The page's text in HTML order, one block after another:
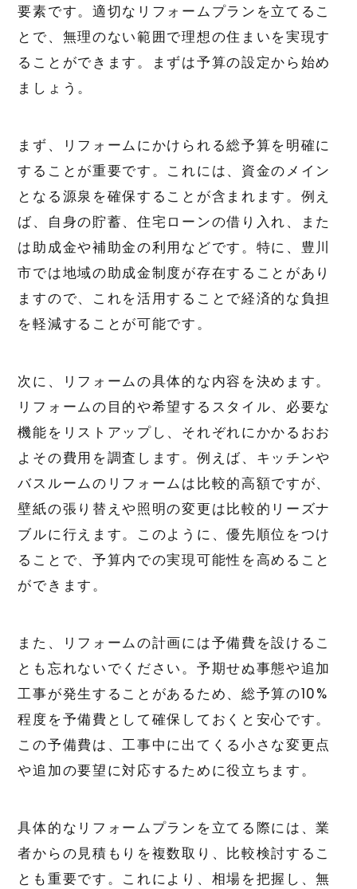
要素です。適切なリフォームプランを立てるこ
とで、無理のない範囲で理想の住まいを実現す
ることができます。まずは予算の設定から始め
ましょう。
まず、リフォームにかけられる総予算を明確に
することが重要です。これには、資金のメイン
となる源泉を確保することが含まれます。例え
ば、自身の貯蓄、住宅ローンの借り入れ、また
は助成金や補助金の利用などです。特に、豊川
市では地域の助成金制度が存在することがあり
ますので、これを活用することで経済的な負担
を軽減することが可能です。
次に、リフォームの具体的な内容を決めます。
リフォームの目的や希望するスタイル、必要な
機能をリストアップし、それぞれにかかるおお
よその費用を調査します。例えば、キッチンや
バスルームのリフォームは比較的高額ですが、
壁紙の張り替えや照明の変更は比較的リーズナ
ブルに行えます。このように、優先順位をつけ
ることで、予算内での実現可能性を高めること
ができます。
また、リフォームの計画には予備費を設けるこ
とも忘れないでください。予期せぬ事態や追加
工事が発生することがあるため、総予算の10%
程度を予備費として確保しておくと安心です。
この予備費は、工事中に出てくる小さな変更点
や追加の要望に対応するために役立ちます。
具体的なリフォームプランを立てる際には、業
者からの見積もりを複数取り、比較検討するこ
とも重要です。これにより、相場を把握し、無